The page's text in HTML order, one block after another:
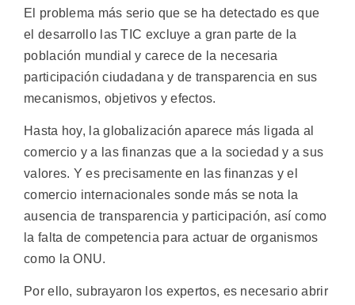
El problema más serio que se ha detectado es que
el desarrollo las TIC excluye a gran parte de la
población mundial y carece de la necesaria
participación ciudadana y de transparencia en sus
mecanismos, objetivos y efectos.
Hasta hoy, la globalización aparece más ligada al
comercio y a las finanzas que a la sociedad y a sus
valores. Y es precisamente en las finanzas y el
comercio internacionales sonde más se nota la
ausencia de transparencia y participación, así como
la falta de competencia para actuar de organismos
como la ONU.
Por ello, subrayaron los expertos, es necesario abrir